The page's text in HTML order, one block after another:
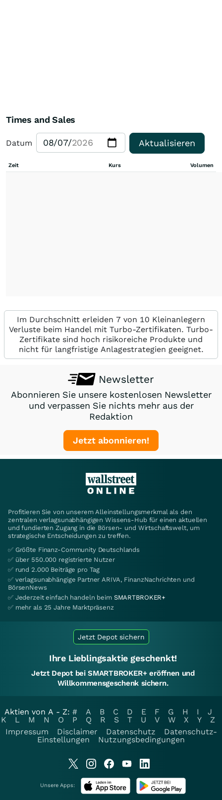
Times and Sales
Datum Aktualisieren
Zeit Kurs Volumen
Im Durchschnitt erleiden 7 von 10 Kleinanlegern
Verluste beim Handel mit Turbo-Zertifikaten. Turbo-
Zertifikate sind hoch risikoreiche Produkte und
nicht für langfristige Anlagestrategien geeignet.
Newsletter
Abonnieren Sie unsere kostenlosen Newsletter
und verpassen Sie nichts mehr aus der
Redaktion
Jetzt abonnieren!
Profitieren Sie von unserem Alleinstellungsmerkmal als den
zentralen verlagsunabhängigen Wissens-Hub für einen aktuellen
und fundierten Zugang in die Börsen- und Wirtschaftswelt, um
strategische Entscheidungen zu treffen.
✅ Größte Finanz-Community Deutschlands
✅ über 550.000 registrierte Nutzer
✅ rund 2.000 Beiträge pro Tag
✅ verlagsunabhängige Partner ARIVA, FinanzNachrichten und
BörsenNews
✅ Jederzeit einfach handeln beim SMARTBROKER+
✅ mehr als 25 Jahre Marktpräsenz
Jetzt Depot sichern
Ihre Lieblingsaktie geschenkt!
Jetzt Depot bei SMARTBROKER+ eröffnen und
Willkommensgeschenk sichern.
Aktien von A - Z: # A B C D E F G H I
J
K
L M N O P Q R S T U V W X Y
Z
Impressum
Disclaimer Datenschutz
Datenschutz-
Einstellungen
Nutzungsbedingungen
Unsere Apps: